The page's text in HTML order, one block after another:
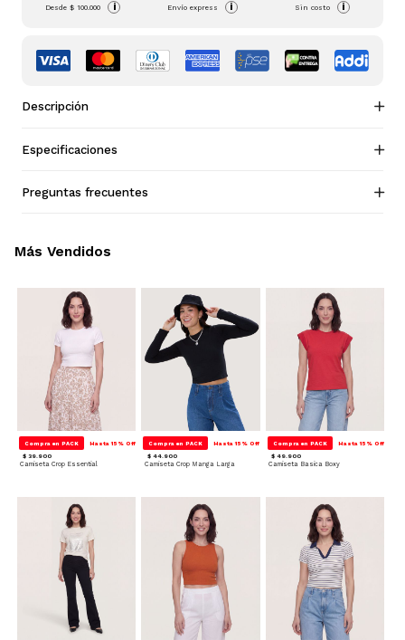
Desde$ 100.000 i Envío express i Sin costo i
Descripción
Especificaciones
Preguntas frecuentes
Compra en PACK Hasta 15% Off
$ 39.900
Camiseta Crop Essential
Compra en PACK Hasta 15% Off
$ 44.900
Camiseta Crop Manga Larga
Compra en PACK Hasta 15% Off
$ 49.900
Camiseta Basica Boxy
Más Vendidos